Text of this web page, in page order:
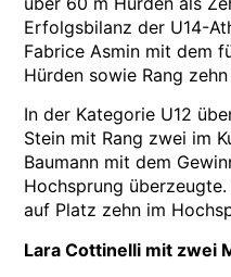
Erfolgsbilanz der U14-
Fabrice Asmin mit dem
Hürden sowie Rang
In der Kategorie U12
Stein mit Rang zwei im
Baumann mit dem
Hochsprung
auf Platz zehn im
Lara Cottinelli mit zwei